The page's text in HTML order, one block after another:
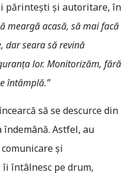
părintești și autoritare, în
meargă acasă, să mai facă
dar seara să revină
lor. Monitorizăm, fără
întâmplă.”
să se descurce din
Astfel, au
și
îi întâlnesc pe drum,